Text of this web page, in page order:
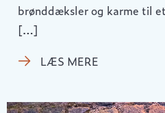
brønddæksler og karme til
[…]
LÆS MERE